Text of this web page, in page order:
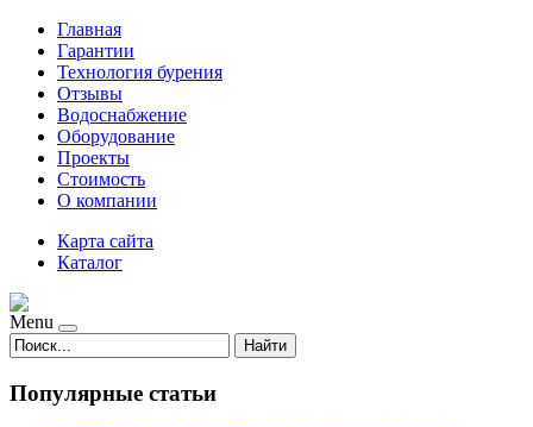
Главная
Гарантии
Технология бурения
Отзывы
Водоснабжение
Оборудование
Проекты
Стоимость
О компании
Карта сайта
Каталог
Menu
Найти
Популярные статьи